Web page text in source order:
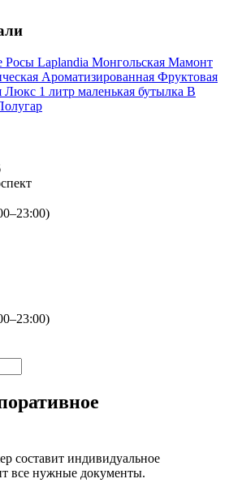
Росы Laplandia Монгольская Мамонт
Ароматизированная Фруктовая
Люкс 1 литр маленькая бутылка В
составит индивидуальное
все нужные документы.